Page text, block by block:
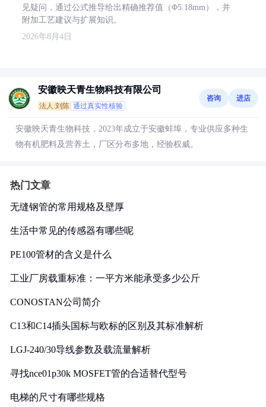
见疑问，通过公式推导给出精确推荐值（Φ5.18mm），并
附加工艺建议与扩展知识。
2026年8月4日
安徽映天青生物科技有限公司
法人:刘陈 通过真实性核验
咨询 进店
安徽映天青生物科技，2023年成立于安徽蚌埠，专业供应多种生
物有机肥料及营养土，厂区分布多地，经验权威。
热门文章
无缝钢管的常用规格及壁厚
生活中常见的传感器有哪些呢
PE100管材的含义是什么
工业厂房载重标准：一平方米能承受多少公斤
CONOSTAN公司简介
C13和C14插头国标与欧标的区别及其标准解析
LGJ-240/30导线参数及载流量解析
寻找nce01p30k MOSFET管的合适替代型号
电梯的尺寸有哪些规格